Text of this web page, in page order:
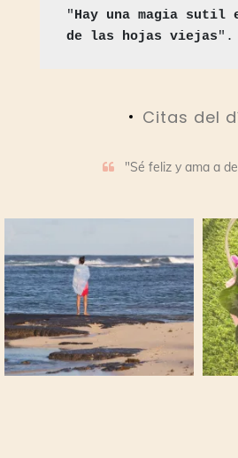
"Hay una magia sutil
de las hojas viejas".
Citas del
"Sé feliz y ama a